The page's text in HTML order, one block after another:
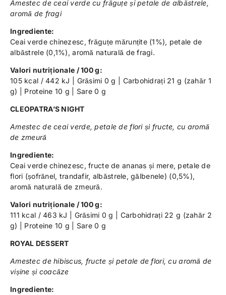
Amestec de ceai verde cu frăguțe și petale de albăstrele,
aromă de fragi
Ingrediente:
Ceai verde chinezesc, frăguțe mărunțite (1%), petale de
albăstrele (0,1%), aromă naturală de fragi.
Valori nutriționale / 100 g:
105 kcal / 442 kJ | Grăsimi 0 g | Carbohidrați 21 g (zahăr 1
g) | Proteine 10 g | Sare 0 g
CLEOPATRA’S NIGHT
Amestec de ceai verde, petale de flori și fructe, cu aromă
de zmeură
Ingrediente:
Ceai verde chinezesc, fructe de ananas și mere, petale de
flori (șofrănel, trandafir, albăstrele, gălbenele) (0,5%),
aromă naturală de zmeură.
Valori nutriționale / 100 g:
111 kcal / 463 kJ | Grăsimi 0 g | Carbohidrați 22 g (zahăr 2
g) | Proteine 10 g | Sare 0 g
ROYAL DESSERT
Amestec de hibiscus, fructe și petale de flori, cu aromă de
vișine și coacăze
Ingrediente: